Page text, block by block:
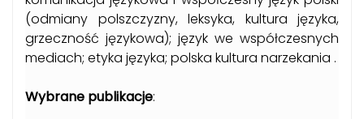
(odmiany polszczyzny, leksyka, kultura języka,
grzeczność językowa); język we współczesnych
mediach; etyka języka; polska kultura narzekania .
Wybrane publikacje: